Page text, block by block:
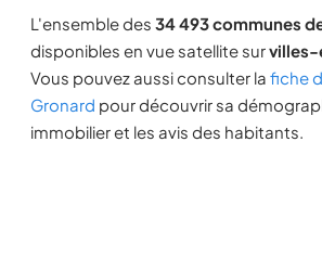
L'ensemble des 34 493 communes
disponibles en vue satellite sur
Vous pouvez aussi consulter la fiche
Gronard pour découvrir sa
immobilier et les avis des habitants.